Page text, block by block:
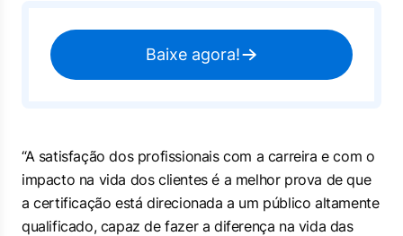
Baixe agora!
“A satisfação dos profissionais com a carreira e com o
impacto na vida dos clientes é a melhor prova de que
a certificação está direcionada a um público altamente
qualificado, capaz de fazer a diferença na vida das